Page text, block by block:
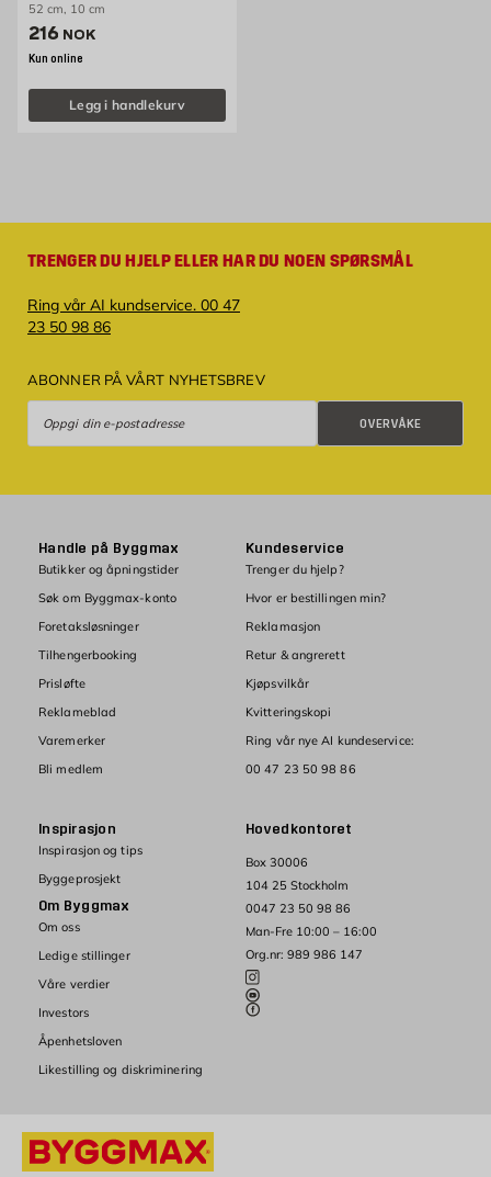
52 cm, 10 cm
Pris 216 NOK /stk
216 NOK
Kun online
Legg i handlekurv
TRENGER DU HJELP ELLER HAR DU NOEN SPØRSMÅL
Ring vår AI kundservice. 00 47
23 50 98 86
ABONNER PÅ VÅRT NYHETSBREV
OVERVÅKE
Hovedkontoret
Box 30006
104 25 Stockholm
0047 23 50 98 86
Man-Fre 10:00 – 16:00
Org.nr: 989 986 147
Handle på Byggmax
Butikker og åpningstider
Søk om Byggmax-konto
Foretaksløsninger
Tilhengerbooking
Prisløfte
Reklameblad
Varemerker
Bli medlem
Kundeservice
Trenger du hjelp?
Hvor er bestillingen min?
Reklamasjon
Retur & angrerett
Kjøpsvilkår
Kvitteringskopi
Ring vår nye AI kundeservice:
00 47 23 50 98 86
Inspirasjon
Inspirasjon og tips
Byggeprosjekt
Om Byggmax
Om oss
Ledige stillinger
Våre verdier
Investors
Åpenhetsloven
Likestilling og diskriminering